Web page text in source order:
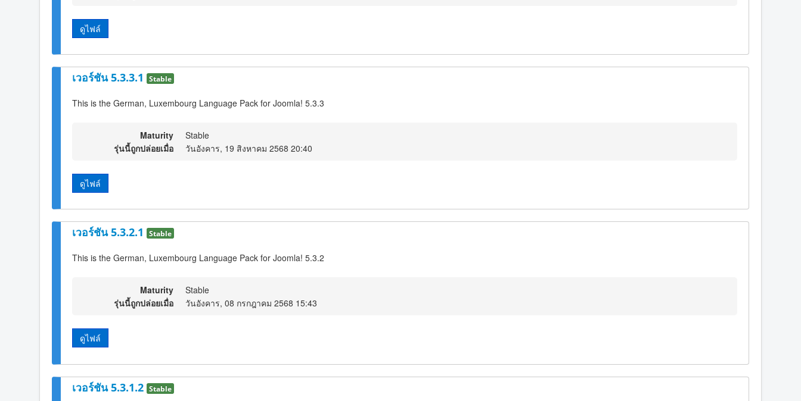
ดูไฟล์
เวอร์ชัน 5.3.3.1 Stable
This is the German, Luxembourg Language Pack for Joomla! 5.3.3
Maturity
Stable
รุ่นนี้ถูกปล่อยเมื่อ
วันอังคาร, 19 สิงหาคม 2568 20:40
ดูไฟล์
เวอร์ชัน 5.3.2.1 Stable
This is the German, Luxembourg Language Pack for Joomla! 5.3.2
Maturity
Stable
รุ่นนี้ถูกปล่อยเมื่อ
วันอังคาร, 08 กรกฎาคม 2568 15:43
ดูไฟล์
เวอร์ชัน 5.3.1.2 Stable